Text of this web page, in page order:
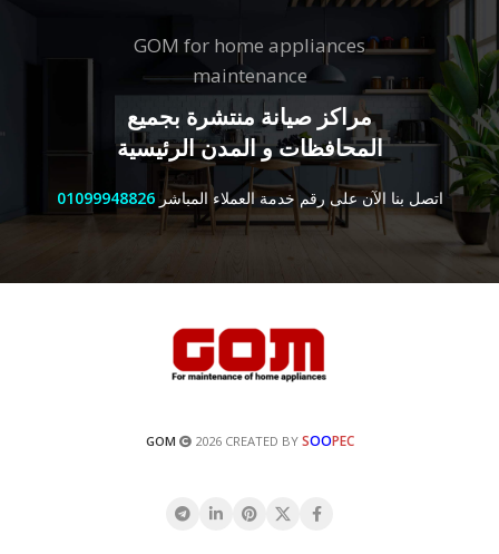
GOM for home appliances
maintenance
مراكز صيانة منتشرة بجميع
المحافظات و المدن الرئيسية
اتصل بنا الآن على رقم خدمة العملاء المباشر 01099948826
GOM 2026 CREATED BY SOOPEC